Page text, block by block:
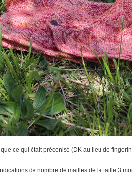
ce qui était préconisé (DK au lieu de
de nombre de mailles de la taille 3